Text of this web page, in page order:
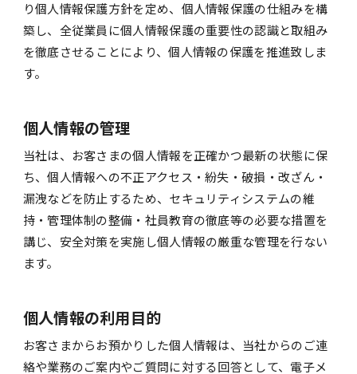
り個人情報保護方針を定め、個人情報保護の仕組みを構
築し、全従業員に個人情報保護の重要性の認識と取組み
を徹底させることにより、個人情報の保護を推進致しま
す。
個人情報の管理
当社は、お客さまの個人情報を正確かつ最新の状態に保
ち、個人情報への不正アクセス・紛失・破損・改ざん・
漏洩などを防止するため、セキュリティシステムの維
持・管理体制の整備・社員教育の徹底等の必要な措置を
講じ、安全対策を実施し個人情報の厳重な管理を行ない
ます。
個人情報の利用目的
お客さまからお預かりした個人情報は、当社からのご連
絡や業務のご案内やご質問に対する回答として、電子メ